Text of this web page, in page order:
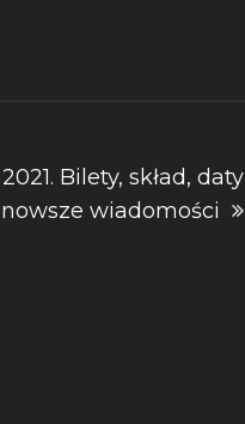
Bilety, skład, daty
wiadomości